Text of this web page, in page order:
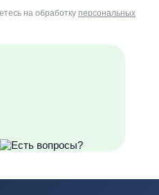
на обработку персональных